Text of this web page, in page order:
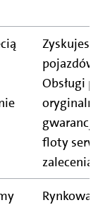
Obsługi
floty
Rynkowa